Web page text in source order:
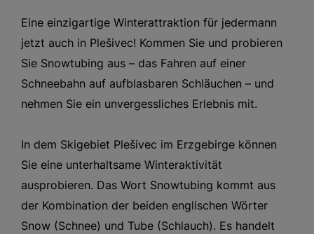
Eine einzigartige Winterattraktion für jedermann
jetzt auch in Plešivec! Kommen Sie und probieren
Sie Snowtubing aus – das Fahren auf einer
Schneebahn auf aufblasbaren Schläuchen – und
nehmen Sie ein unvergessliches Erlebnis mit.
In dem Skigebiet Plešivec im Erzgebirge können
Sie eine unterhaltsame Winteraktivität
ausprobieren. Das Wort Snowtubing kommt aus
der Kombination der beiden englischen Wörter
Snow (Schnee) und Tube (Schlauch). Es handelt